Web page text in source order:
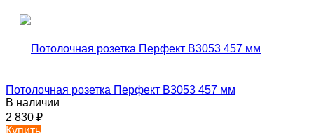
Потолочная розетка Перфект B3053 457 мм
В наличии
2 830 ₽
Купить